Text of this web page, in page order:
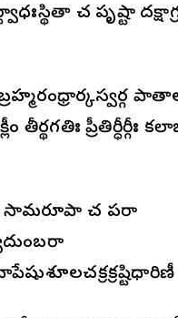
చ పృష్టా
క్లీం తీర్థగతిః
సామరూపా చ పరా